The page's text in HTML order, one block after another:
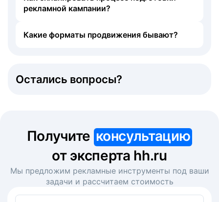
рекламной кампании?
Какие форматы продвижения бывают?
Остались вопросы?
Получите консультацию
от эксперта hh.ru
Мы предложим рекламные инструменты под ваши
задачи и рассчитаем стоимость